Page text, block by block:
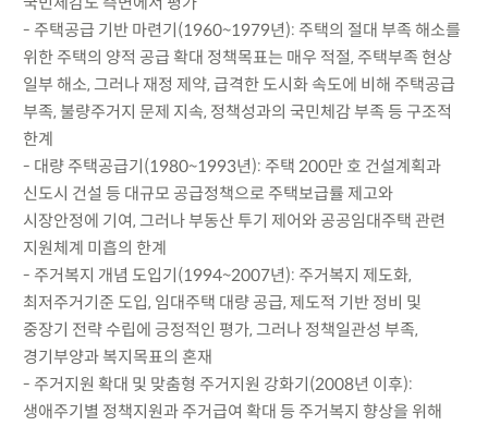
- 주택공급 기반 마련기(1960~1979년): 주택의 절대 부족 해소를
위한 주택의 양적 공급 확대 정책목표는 매우 적절, 주택부족 현상
일부 해소, 그러나 재정 제약, 급격한 도시화 속도에 비해 주택공급
부족, 불량주거지 문제 지속, 정책성과의 국민체감 부족 등 구조적
한계
- 대량 주택공급기(1980~1993년): 주택 200만 호 건설계획과
신도시 건설 등 대규모 공급정책으로 주택보급률 제고와
시장안정에 기여, 그러나 부동산 투기 제어와 공공임대주택 관련
지원체계 미흡의 한계
- 주거복지 개념 도입기(1994~2007년): 주거복지 제도화,
최저주거기준 도입, 임대주택 대량 공급, 제도적 기반 정비 및
중장기 전략 수립에 긍정적인 평가, 그러나 정책일관성 부족,
경기부양과 복지목표의 혼재
- 주거지원 확대 및 맞춤형 주거지원 강화기(2008년 이후):
생애주기별 정책지원과 주거급여 확대 등 주거복지 향상을 위해